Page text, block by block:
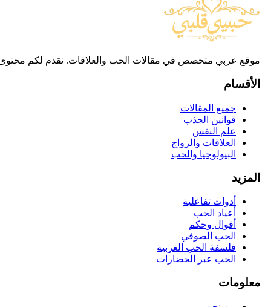
موقع عربي متخصص في مقالات الحب والعلاقات. نقدم لكم محتوى
الأقسام
جميع المقالات
قوانين الجذب
علم النفس
العلاقات والزواج
البيولوجيا والحب
المزيد
أدوات تفاعلية
أعياد الحب
أقوال وحكم
الحب الصوفي
فلسفة الحب الغربية
الحب عبر الحضارات
معلومات